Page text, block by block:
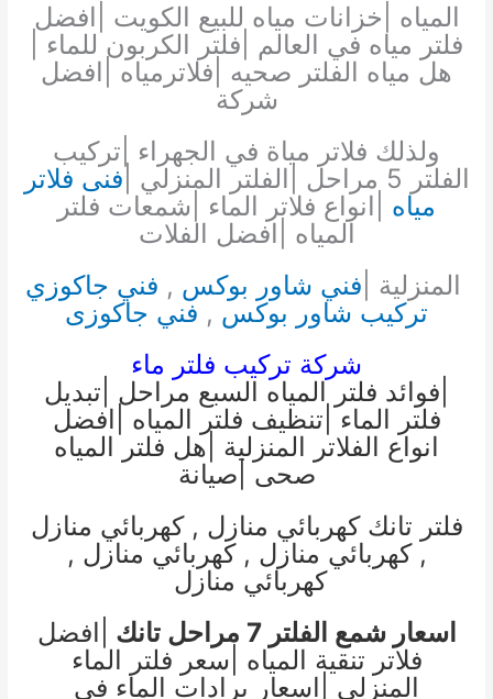
المياه |خزانات مياه للبيع الكويت |افضل
فلتر مياه في العالم |فلتر الكربون للماء |
هل مياه الفلتر صحيه |فلاترمياه |افضل
شركة
ولذلك فلاتر مياة في الجهراء |تركيب
الفلتر 5 مراحل |الفلتر المنزلي |
فنى فلاتر
مياه
|انواع فلاتر الماء |شمعات فلتر
المياه |افضل الفلات
المنزلية | فني شاور بوكس , فني جاكوزي
تركيب شاور بوكس , فني جاكوزى
شركة تركيب فلتر ماء
|فوائد فلتر المياه السبع مراحل |تبديل
فلتر الماء |تنظيف فلتر المياه |افضل
انواع الفلاتر المنزلية |هل فلتر المياه
صحى |صيانة
فلتر تانككهربائي منازل , كهربائي منازل
,كهربائي منازل , كهربائي منازل ,
كهربائي منازل
اسعار شمع الفلتر 7 مراحل تانك
|افضل
فلاتر تنقية المياه |سعر فلتر الماء
المنزلي |اسعار برادات الماء في